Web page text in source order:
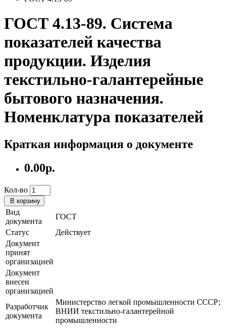
ГОСТ 4.13-89. Система
показателей качества
продукции. Изделия
текстильно-галантерейные
бытового назначения.
Номенклатура показателей
Краткая информация о документе
0.00р.
Кол-во
В корзину
Вид
документа
ГОСТ
Статус
Действует
Документ
принят
организацией
Документ
внесен
организацией
Разработчик
документа
Министерство легкой промышленности СССР;
ВНИИ текстильно-галантерейной
промышленности